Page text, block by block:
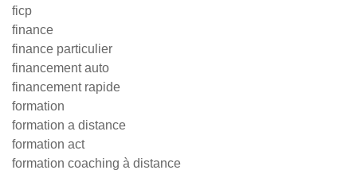
ficp
finance
finance particulier
financement auto
financement rapide
formation
formation a distance
formation act
formation coaching à distance